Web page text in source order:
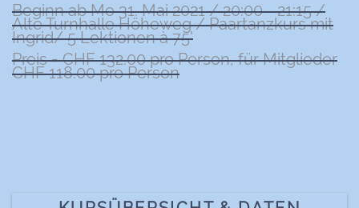
Beginn ab Mo 31. Mai 2021 / 20:00 - 21:15 /
Alte Turnhalle Höheweg / Paartanzkurs mit
Ingrid/ 5 Lektionen à 75'
Preis = CHF 132.00 pro Person, für Mitglieder
CHF 118.00 pro Person